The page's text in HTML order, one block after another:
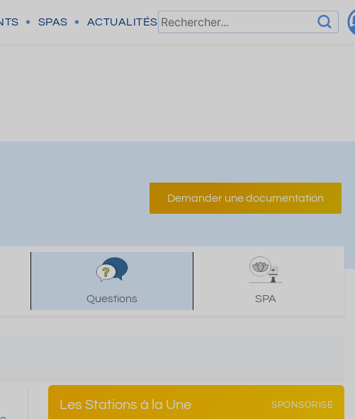
SPAS ACTUALITÉS
Demander une documentation
Questions SPA
Les Stations à la Une SPONSORISÉ